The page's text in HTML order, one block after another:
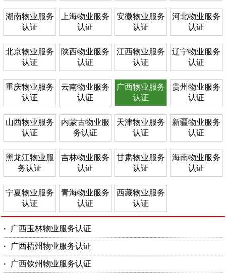
湖南物业服务
认证
上海物业服务
认证
安徽物业服务
认证
河北物业服务
认证
北京物业服务
认证
陕西物业服务
认证
江西物业服务
认证
辽宁物业服务
认证
重庆物业服务
认证
云南物业服务
认证
广西物业服务
认证
贵州物业服务
认证
山西物业服务
认证
内蒙古物业服
务认证
天津物业服务
认证
新疆物业服务
认证
黑龙江物业服
务认证
吉林物业服务
认证
甘肃物业服务
认证
海南物业服务
认证
宁夏物业服务
认证
青海物业服务
认证
西藏物业服务
认证
广西玉林物业服务认证
广西梧州物业服务认证
广西钦州物业服务认证